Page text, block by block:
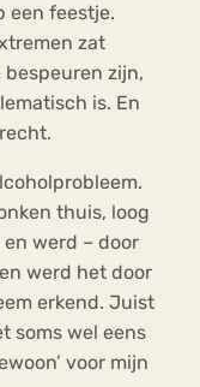
een feestje.
zat
zijn,
is. En
thuis, loog
werd – door
werd het door
erkend. Juist
soms wel eens
voor mijn